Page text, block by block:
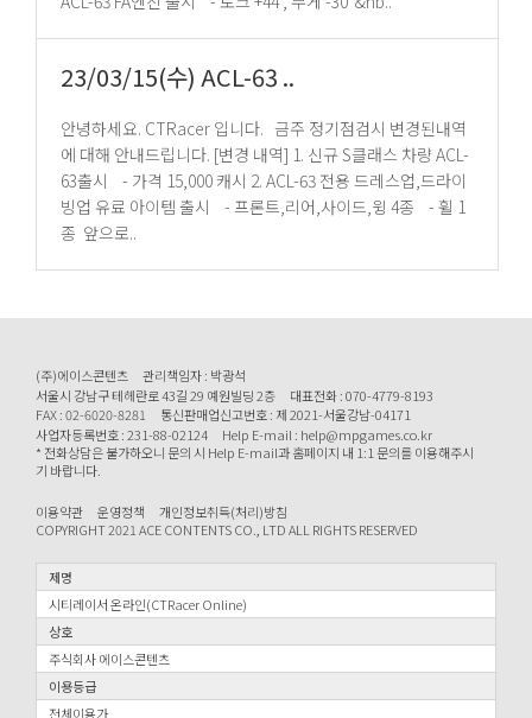
23/03/15(수) ACL-63 ..
안녕하세요. CTRacer 입니다. 금주 정기점검시 변경된내역
에 대해 안내드립니다. [변경 내역] 1. 신규 S클래스 차량 ACL-
63출시 - 가격 15,000 캐시 2. ACL-63 전용 드레스업,드라이
빙업 유료 아이템 출시 - 프론트,리어,사이드,윙 4종 - 휠 1
종 앞으로..
(주)에이스콘텐츠
관리책임자 : 박광석
서울시 강남구 테헤란로 43길 29 예원빌딩 2층
대표전화 : 070-4779-8193
FAX : 02-6020-8281
통신판매업신고번호 : 제 2021-서울강남-04171
사업자등록번호 : 231-88-02124
Help E-mail : help@mpgames.co.kr
* 전화상담은 불가하오니 문의 시 Help E-mail과 홈페이지 내 1:1 문의를 이용해주시
기 바랍니다.
이용약관 운영정책
개인정보취득(처리)방침
COPYRIGHT 2021 ACE CONTENTS CO., LTD ALL RIGHTS RESERVED
제명
시티레이서 온라인(CTRacer Online)
상호
주식회사 에이스콘텐츠
이용등급
전체이용가